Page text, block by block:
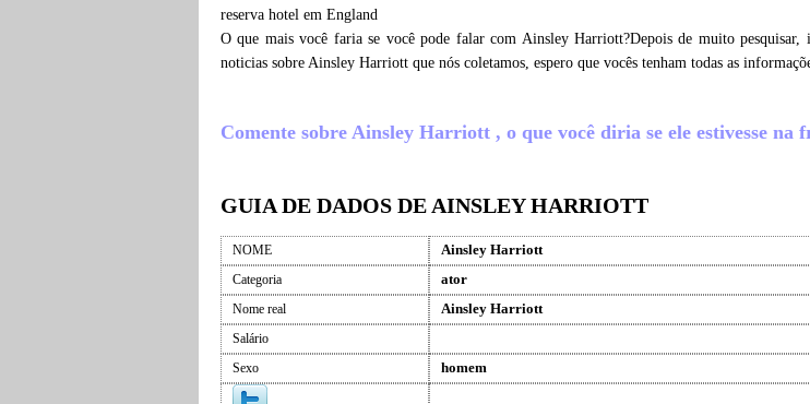
reserva hotel em England
O que mais você faria se você pode falar com Ainsley Harriott?Depois de muito pesquisar,
noticias sobre Ainsley Harriott que nós coletamos, espero que vocês tenham todas as
Comente sobre Ainsley Harriott , o que você diria se ele estivesse na
GUIA DE DADOS DE AINSLEY HARRIOTT
NOME Ainsley Harriott
Categoria ator
Nome real Ainsley Harriott
Salário
Sexo
homem